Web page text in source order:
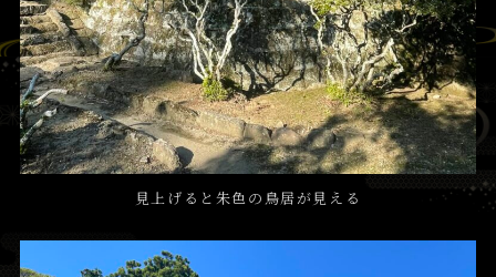
見上げると朱色の鳥居が見える